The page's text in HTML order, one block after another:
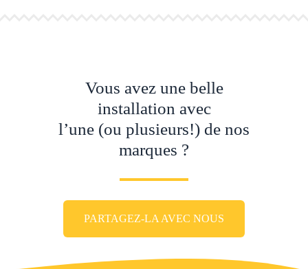
Vous avez une belle
installation avec
l’une (ou plusieurs!) de nos
marques ?
PARTAGEZ-LA AVEC NOUS